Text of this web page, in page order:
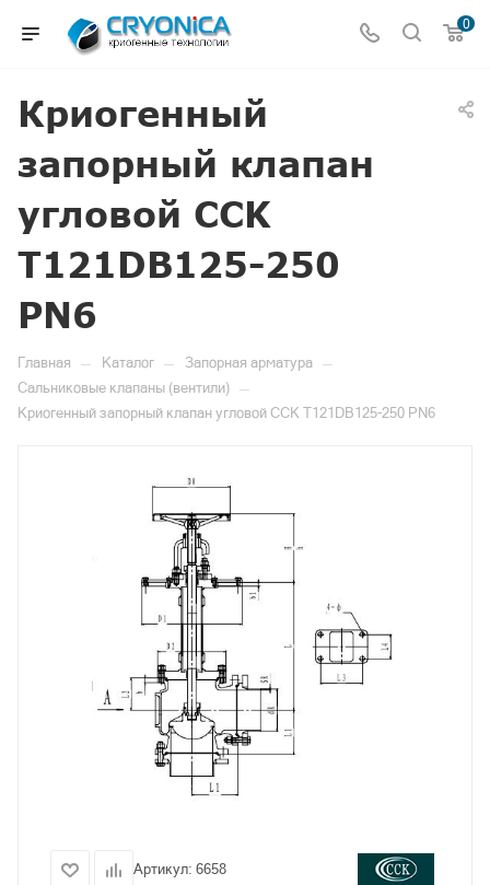
0
Криогенный
запорный клапан
угловой CCK
T121DB125-250
PN6
Главная — Каталог — Запорная арматура —
Сальниковые клапаны (вентили) —
Криогенный запорный клапан угловой CCK T121DB125-250 PN6
Артикул: 6658